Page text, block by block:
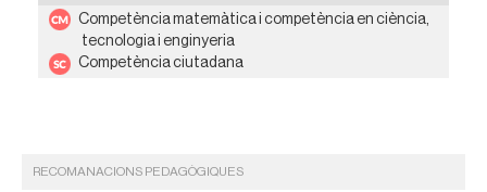
Competència matemàtica i competència en ciència,
tecnologia i enginyeria
Competència ciutadana
RECOMANACIONS PEDAGÒGIQUES